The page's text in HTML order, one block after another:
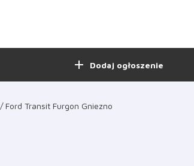
add Dodaj ogłoszenie
Ford Transit Furgon Gniezno